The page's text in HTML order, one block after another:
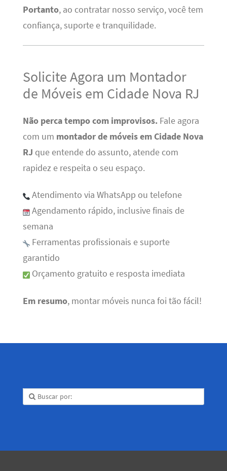
Portanto, ao contratar nosso serviço, você tem
confiança, suporte e tranquilidade.
Solicite Agora um Montador
de Móveis em Cidade Nova RJ
Não perca tempo com improvisos.Fale agora
com um montador de móveis em Cidade Nova
RJ que entende do assunto, atende com
rapidez e respeita o seu espaço.
Atendimento via WhatsApp ou telefone
Agendamento rápido, inclusive finais de
semana
Ferramentas profissionais e suporte
garantido
Orçamento gratuito e resposta imediata
Em resumo, montar móveis nunca foi tão fácil!